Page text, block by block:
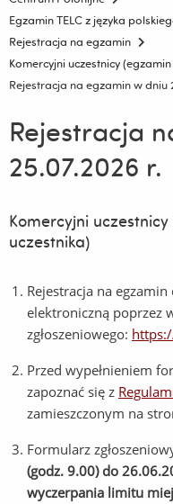
Egzamin TELC z języka
Rejestracja na egzamin
Komercyjni uczestnicy
Rejestracja na egzamin w dniu
Rejestracja
25.07.2026 r.
Komercyjni
uczestnika)
Rejestracja na
elektroniczną poprzez
zgłoszeniowego:
Przed wypełnieniem
zapoznać się z
zamieszczonym na
Formularz
(godz. 9.00) do
wyczerpania limitu